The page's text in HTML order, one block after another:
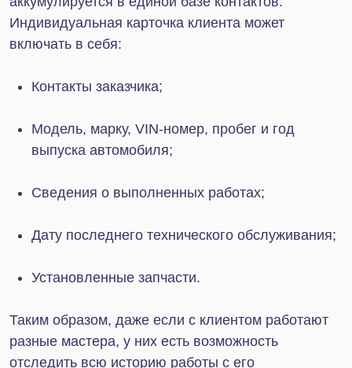
вестись в единой системе. В случае
необходимости вы сможете настроить
автоматические рассылки для клиентов
по различным сценариям.
и эффективно планировать занятость персонала
мастеров, оборудования и ремонтных боксов.
сможет наглядно увидеть свободные слоты для
записи клиента на определенное время. Это
позволяет избежать различных накладок
и ошибок, а значит снижает риск потери клиента.